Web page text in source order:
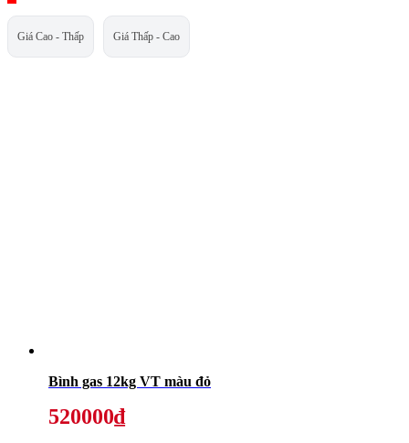
Giá Cao - Thấp Giá Thấp - Cao
Bình gas 12kg VT màu đỏ
520000₫